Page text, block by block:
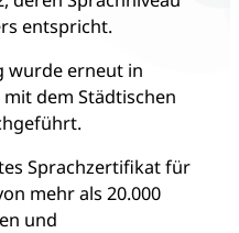
entspricht.
wurde erneut in
dem Städtischen
Sprachzertifikat für
mehr als 20.000
und